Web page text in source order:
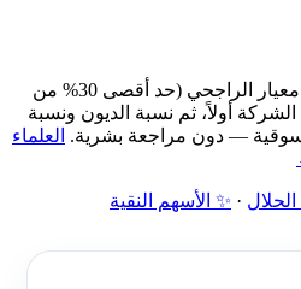
نحدّد الحكم الشرعي آلياً وفق معيار الراجحي (حد أقصى 30% من
أولاً، ثم نسبة الديون ونسبة
السوقية — دون مراجعة بشرية. العلماء
· ✨ الأسهم النقية